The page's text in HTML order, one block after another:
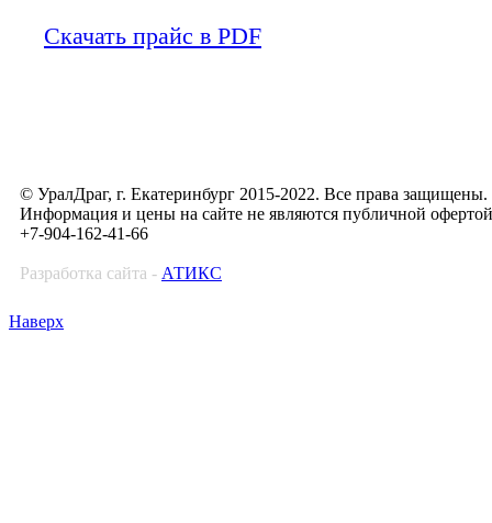
Скачать прайс в PDF
© УралДраг, г. Екатеринбург 2015-2022. Все права защищены.
Информация и цены на сайте не являются публичной офертой
+7-904-162-41-66
Разработка сайта - АТИКС
Наверх